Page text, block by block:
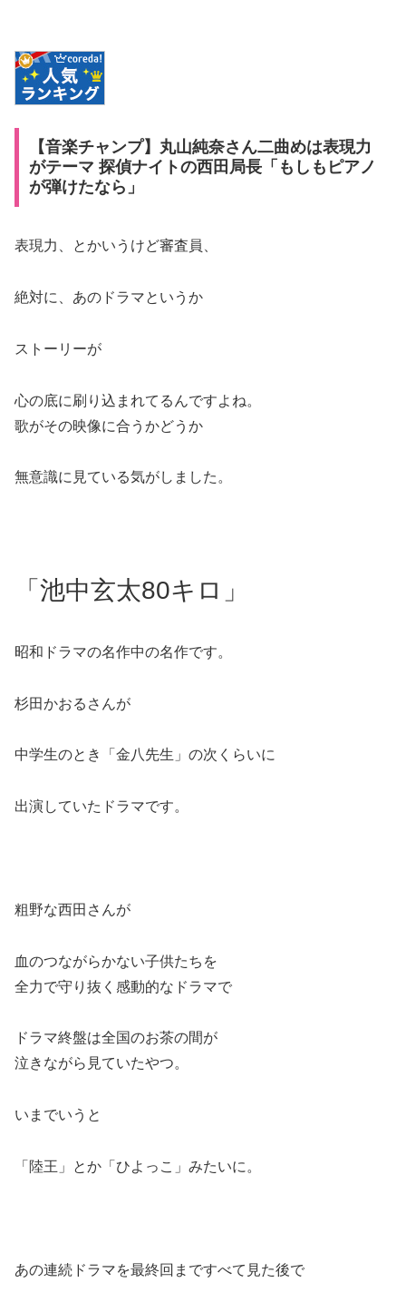
【音楽チャンプ】丸山純奈さん二曲めは表現力
がテーマ 探偵ナイトの西田局長「もしもピアノ
が弾けたなら」
表現力、とかいうけど審査員、
絶対に、あのドラマというか
ストーリーが
心の底に刷り込まれてるんですよね。
歌がその映像に合うかどうか
無意識に見ている気がしました。
「池中玄太80キロ」
昭和ドラマの名作中の名作です。
杉田かおるさんが
中学生のとき「金八先生」の次くらいに
出演していたドラマです。
粗野な西田さんが
血のつながらかない子供たちを
全力で守り抜く感動的なドラマで
ドラマ終盤は全国のお茶の間が
泣きながら見ていたやつ。
いまでいうと
「陸王」とか「ひよっこ」みたいに。
あの連続ドラマを最終回まですべて見た後で